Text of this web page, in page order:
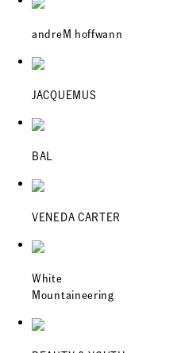
andreM hoffwann
JACQUEMUS
BAL
VENEDA CARTER
White
Mountaineering